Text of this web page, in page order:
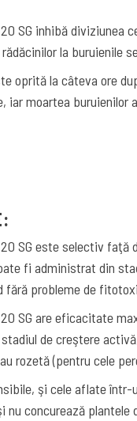
SG inhibă diviziunea
la buruienile
oprită la câteva ore
iar moartea buruienilor
SG este selectiv
fi administrat din
fără probleme de
SG are eficacitate
de creştere
rozetă (pentru cele
şi cele aflate într-
concurează plantele